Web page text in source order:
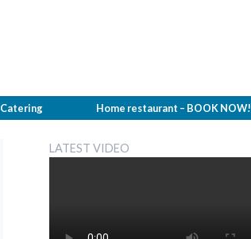
Catering Home restaurant – BOOK NOW!
LATEST VIDEO